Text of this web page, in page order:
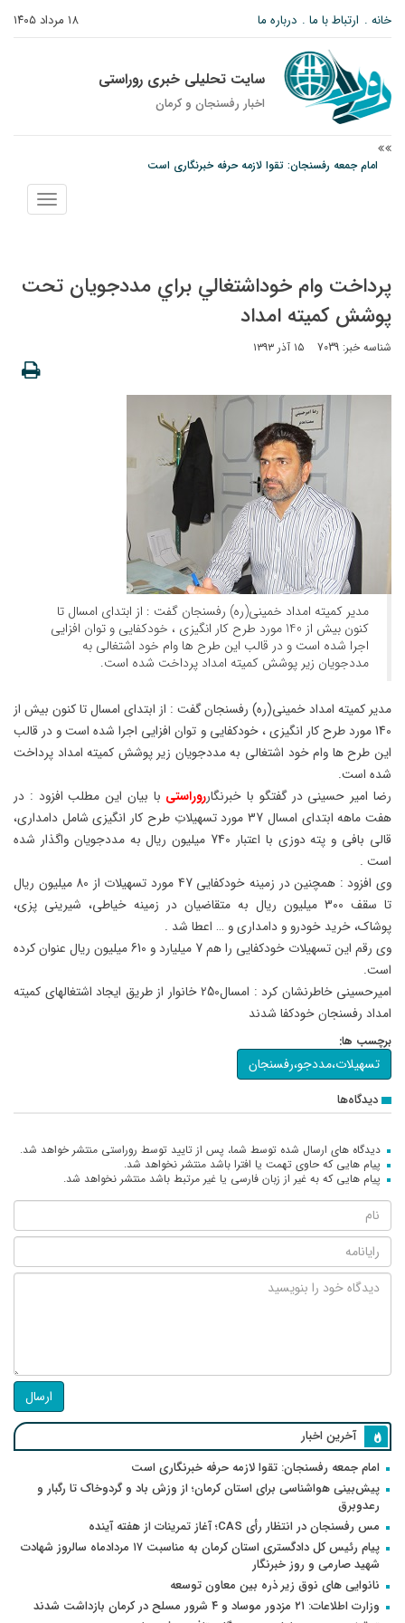
۱۸ مرداد ۱۴۰۵ خانه ارتباط با ما درباره ما
سایت تحلیلی خبری روراستی
اخبار رفسنجان و كرمان
امام جمعه رفسنجان: تقوا لازمه حرفه خبرنگاری است
پیش‌بینی هواشناسی برای استان کرمان؛ از وزش باد و گردوخاک تا رگبار و رعدوبرق
نمایش
منو
پرداخت وام خوداشتغالي براي مددجویان تحت
پوشش کمیته امداد
شناسه خبر: 7039 ۱۵ آذر ۱۳۹۳
مدیر کمیته امداد خمینی(ره) رفسنجان گفت : از ابتدای امسال تا
کنون بیش از 140 مورد طرح کار انگیزی ، خودکفایی و توان افزایی
اجرا شده است و در قالب این طرح ها وام خود اشتغالی به
مددجویان زیر پوشش کمیته امداد پرداخت شده است.
مدیر کمیته امداد خمینی(ره) رفسنجان گفت : از ابتدای امسال تا کنون بیش از
140 مورد طرح کار انگیزی ، خودکفایی و توان افزایی اجرا شده است و در قالب
این طرح ها وام خود اشتغالی به مددجویان زیر پوشش کمیته امداد پرداخت
شده است.
رضا امیر حسینی در گفتگو با خبرنگارروراستی با بیان این مطلب افزود : در
هفت ماهه ابتدای امسال 37 مورد تسهیلاتِ طرح کار انگیزی شامل دامداری،
قالی بافی و پته دوزی با اعتبار 740 میلیون ریال به مددجویان واگذار شده
است .
وی افزود : همچنین در زمینه خودکفایی 47 مورد تسهیلات از 80 میلیون ریال
تا سقف 300 میلیون ریال به متقاضیان در زمینه خیاطی، شیرینی پزی،
پوشاک، خرید خودرو و دامداری و … اعطا شد .
وی رقم این تسهیلات خودکفایی را هم 7 میلیارد و 610 میلیون ریال عنوان کرده
است.
امیرحسینی خاطرنشان کرد : امسال250 خانوار از طریق ایجاد اشتغالهای کمیته
امداد رفسنجان خودکفا شدند
برچسب ها:
تسهیلات،مددجو،رفسنجان
دیدگاه‌ها
دیدگاه های ارسال شده توسط شما، پس از تایید توسط روراستی منتشر خواهد شد.
پیام هایی که حاوی تهمت یا افترا باشد منتشر نخواهد شد.
پیام هایی که به غیر از زبان فارسی یا غیر مرتبط باشد منتشر نخواهد شد.
ارسال
آخرین اخبار
امام جمعه رفسنجان: تقوا لازمه حرفه خبرنگاری است
پیش‌بینی هواشناسی برای استان کرمان؛ از وزش باد و گردوخاک تا رگبار و
رعدوبرق
مس رفسنجان در انتظار رأی CAS؛ آغاز تمرینات از هفته آینده
پیام رئیس کل دادگستری استان کرمان به مناسبت ۱۷ مردادماه سالروز شهادت
شهید صارمی و روز خبرنگار
نانوایی های نوق زیر ذره بین معاون توسعه
وزارت اطلاعات: ۲۱ مزدور موساد و ۴ شرور مسلح در کرمان بازداشت شدند